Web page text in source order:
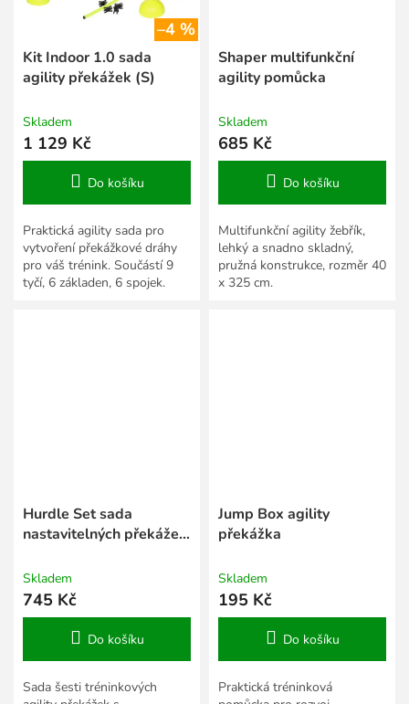
–4 %
Kit Indoor 1.0 sada
agility překážek (S)
Skladem
1 129 Kč
Do košíku
Praktická agility sada pro
vytvoření překážkové dráhy
pro váš trénink. Součástí 9
tyčí, 6 základen, 6 spojek.
Shaper multifunkční
agility pomůcka
Skladem
685 Kč
Do košíku
Multifunkční agility žebřík,
lehký a snadno skladný,
pružná konstrukce, rozměr 40
x 325 cm.
Hurdle Set sada
nastavitelných překážek
Skladem
745 Kč
Do košíku
Sada šesti tréninkových
Jump Box agility
překážka
Skladem
195 Kč
Do košíku
Praktická tréninková